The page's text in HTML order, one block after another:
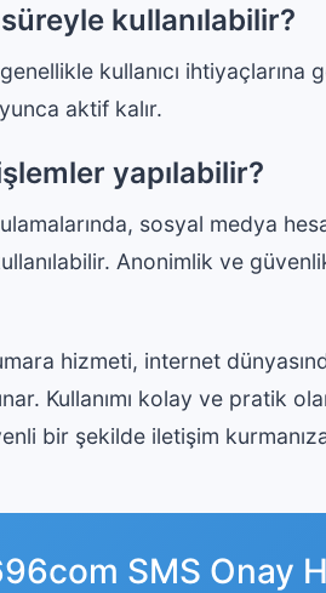
kullanılabilir?
kullanıcı ihtiyaçlarına
aktif kalır.
yapılabilir?
sosyal medya
Anonimlik ve
hizmeti, internet
Kullanımı kolay ve pratik
bir şekilde iletişim
SMS Onay